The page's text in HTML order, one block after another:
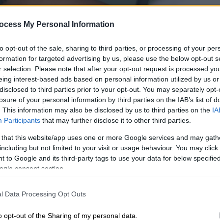
My Personal Information
opt-out of the sale, sharing to third parties, or processing of your
for targeted advertising by us, please use the below opt-out
selection. Please note that after your opt-out request is processed
interest-based ads based on personal information utilized by us
to third parties prior to your opt-out. You may separately
of your personal information by third parties on the IAB’s list of
This information may also be disclosed by us to third parties on the
Participants that may further disclose it to other third parties.
that this website/app uses one or more Google services and may
but not limited to your visit or usage behaviour. You may
to Google and its third-party tags to use your data for below
consent section.
Data Processing Opt Outs
opt-out of the Sharing of my personal data.
το ΕΘΝΟΣ στη Google
Αυγούστου η νέα ρύθμιση τουυπουργείου
οι χρεώσεις γιααναλήψεις
.